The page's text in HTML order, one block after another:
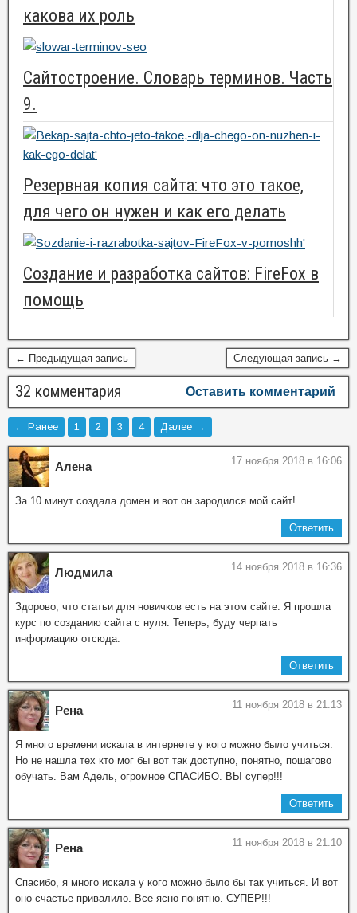
какова их роль
Сайтостроение. Словарь терминов. Часть
9.
Резервная копия сайта: что это такое,
для чего он нужен и как его делать
Создание и разработка сайтов: FireFox в
помощь
← Предыдущая запись Следующая запись →
32 комментария Оставить комментарий
← Ранее 1 2 3 4 Далее →
Алена 17 ноября 2018 в 16:06
За 10 минут создала домен и вот он зародился мой сайт!
Ответить
Людмила 14 ноября 2018 в 16:36
Здорово, что статьи для новичков есть на этом сайте. Я прошла
курс по созданию сайта с нуля. Теперь, буду черпать
информацию отсюда.
Ответить
Рена 11 ноября 2018 в 21:13
Я много времени искала в интернете у кого можно было учиться.
Но не нашла тех кто мог бы вот так доступно, понятно, пошагово
обучать. Вам Адель, огромное СПАСИБО. ВЫ супер!!!
Ответить
Рена 11 ноября 2018 в 21:10
Спасибо, я много искала у кого можно было бы так учиться. И вот
оно счастье привалило. Все ясно понятно. СУПЕР!!!